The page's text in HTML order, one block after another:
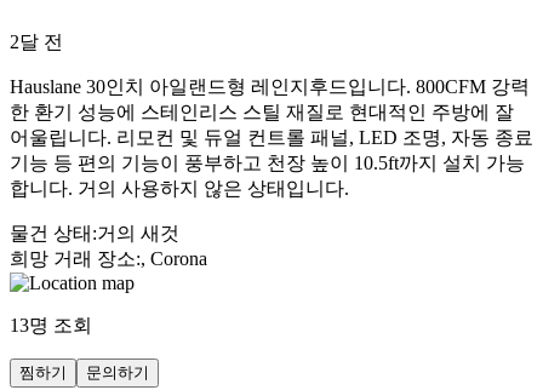
2달 전
Hauslane 30인치 아일랜드형 레인지후드입니다. 800CFM 강력
한 환기 성능에 스테인리스 스틸 재질로 현대적인 주방에 잘
어울립니다. 리모컨 및 듀얼 컨트롤 패널, LED 조명, 자동 종료
기능 등 편의 기능이 풍부하고 천장 높이 10.5ft까지 설치 가능
합니다. 거의 사용하지 않은 상태입니다.
물건 상태 :거의 새것
희망 거래 장소:, Corona
13명 조회
찜하기 문의하기